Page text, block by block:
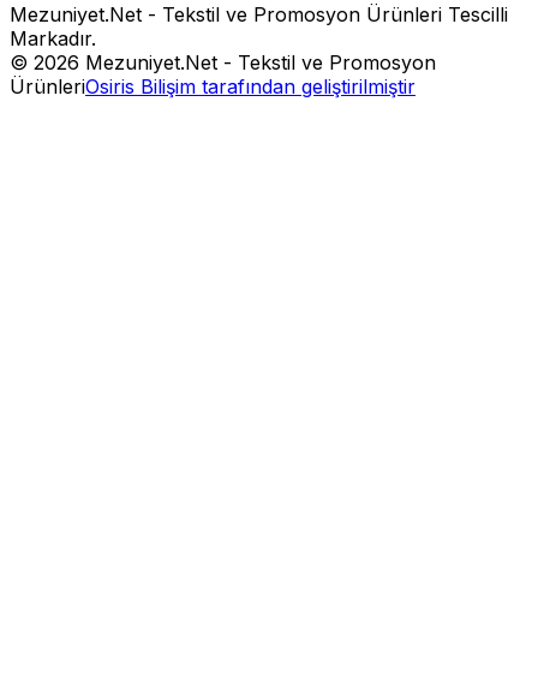
Mezuniyet.Net - Tekstil ve Promosyon Ürünleri Tescilli
Markadır.
© 2026 Mezuniyet.Net - Tekstil ve Promosyon
ÜrünleriOsiris Bilişim tarafından geliştirilmiştir